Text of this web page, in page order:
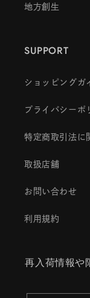
地方創生
SUPPORT
ショッピングガ
プライバシーポ
特定商取引法に
取扱店舗
お問い合わせ
利用規約
再入荷情報や